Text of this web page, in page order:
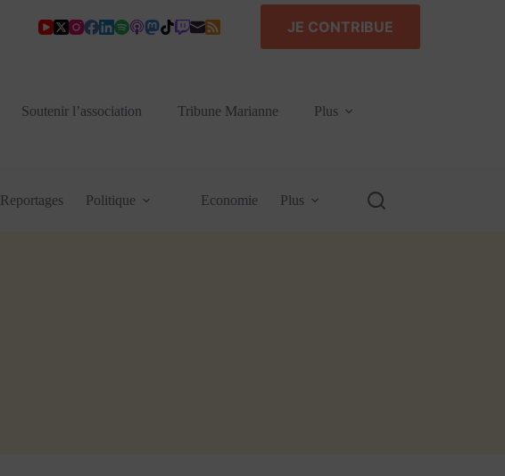
JE CONTRIBUE
Soutenir l’association Tribune Marianne Plus
Reportages Politique Economie Plus